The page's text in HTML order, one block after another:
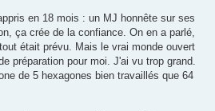
en 18 mois : un MJ honnête sur ses
ça crée de la confiance. On en a parlé,
était prévu. Mais le vrai monde ouvert
préparation pour moi. J'ai vu trop grand.
de 5 hexagones bien travaillés que 64